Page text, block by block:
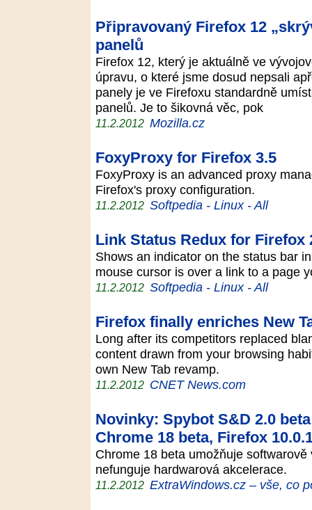
Připravovaný Firefox 12
panelů
Firefox 12, který je aktuálně ve
úpravu, o které jsme dosud nepsali
panely je ve Firefoxu standardně
panelů. Je to šikovná věc, pok
11.2.2012 Mozilla.cz
FoxyProxy for Firefox 3.5
FoxyProxy is an advanced proxy
Firefox's proxy configuration.
11.2.2012 Softpedia - Linux - All
Link Status Redux for Firefox
Shows an indicator on the status bar
mouse cursor is over a link to a page
11.2.2012 Softpedia - Linux - All
Firefox finally enriches New
Long after its competitors replaced
content drawn from your browsing
own New Tab revamp.
11.2.2012 CNET News.com
Novinky: Spybot S&D 2.0
Chrome 18 beta, Firefox
Chrome 18 beta umožňuje
nefunguje hardwarová akcelerace.
11.2.2012 ExtraWindows.cz – vše, co